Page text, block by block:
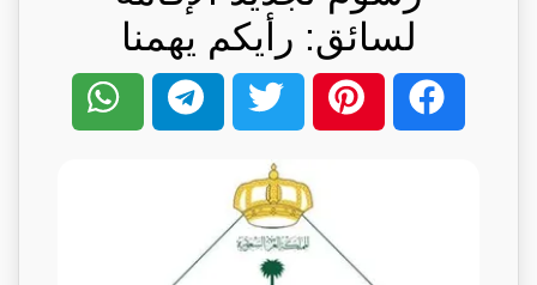
لسائق: رأيكم يهمنا